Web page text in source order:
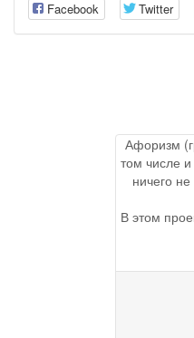
Facebook Twitter
Афоризм
том числе
ничего
В этом